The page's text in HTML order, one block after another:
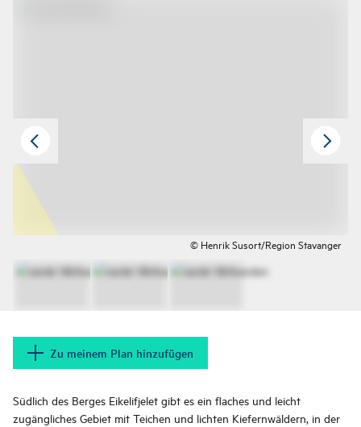
© Henrik Susort/Region Stavanger
Zu meinem Plan hinzufügen
Südlich des Berges Eikelifjelet gibt es ein flaches und leicht
zugängliches Gebiet mit Teichen und lichten Kiefernwäldern, in der